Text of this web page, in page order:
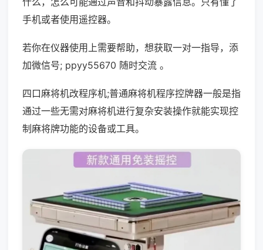
手机或者使用遥控器。
若你在仪器使用上需要帮助，想获取一对一指导，添
加微信号; ppyy55670 随时交流 。
四口麻将机改程序机;普通麻将机程序控牌器一般是指
通过一些无需对麻将机进行复杂安装操作就能实现控
制麻将牌功能的设备或工具。